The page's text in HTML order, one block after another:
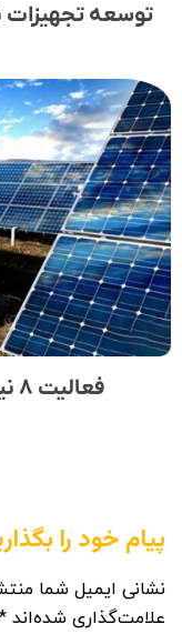
توسعه تجهیزات
فعالیت ۸ نیروگاه خورشیدی در همدان
پیام خود را
نشانی ایمیل شما
علامت‌گذاری شده‌اند *